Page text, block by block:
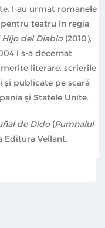
I-au urmat romanele
teatru în regia
Hijo del Diablo(2010),
i s-a decernat
literare, scrierile
și publicate pe scară
și Statele Unite.
de Dido(Pumnalul
Editura Vellant.